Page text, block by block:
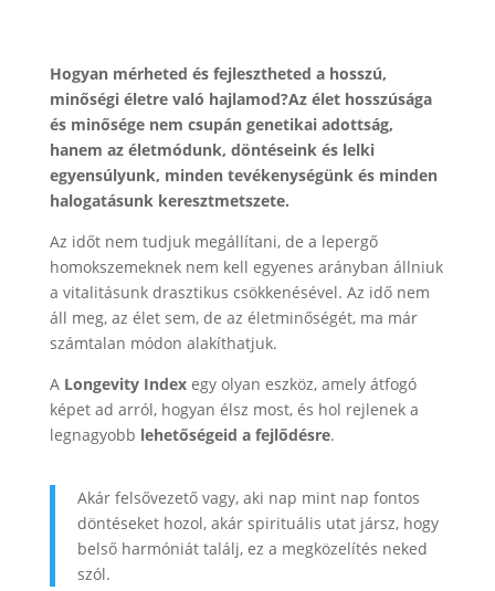
Hogyan mérheted és fejlesztheted a hosszú,
minőségi életre való hajlamod?Az élet hosszúsága
és minősége nem csupán genetikai adottság,
hanem az életmódunk, döntéseink és lelki
egyensúlyunk, minden tevékenységünk és minden
halogatásunk keresztmetszete.
Az időt nem tudjuk megállítani, de a lepergő
homokszemeknek nem kell egyenes arányban állniuk
a vitalitásunk drasztikus csökkenésével. Az idő nem
áll meg, az élet sem, de az életminőségét, ma már
számtalan módon alakíthatjuk.
A Longevity Indexegy olyan eszköz, amely átfogó
képet ad arról, hogyan élsz most, és hol rejlenek a
legnagyobb lehetőségeid a fejlődésre.
Akár felsővezető vagy, aki nap mint nap fontos
döntéseket hozol, akár spirituális utat jársz, hogy
belső harmóniát találj, ez a megközelítés neked
szól.